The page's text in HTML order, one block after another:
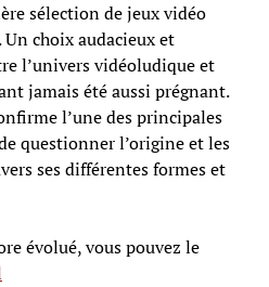
sélection de jeux vidéo
choix audacieux et
l’univers vidéoludique et
jamais été aussi prégnant.
l’une des principales
questionner l’origine et les
ses différentes formes et
évolué, vous pouvez le